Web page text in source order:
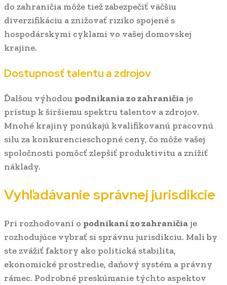
do zahraničia môže tiež zabezpečiť väčšiu
diverzifikáciu a znižovať riziko spojené s
hospodárskymi cyklami vo vašej domovskej
krajine.
Dostupnosť talentu a zdrojov
Ďalšou výhodou podnikania zo zahraničiaje
prístup k širšiemu spektru talentov a zdrojov.
Mnohé krajiny ponúkajú kvalifikovanú pracovnú
silu za konkurencieschopné ceny, čo môže vašej
spoločnosti pomôcť zlepšiť produktivitu a znížiť
náklady.
Vyhľadávanie správnej jurisdikcie
Pri rozhodovaní o podnikaní zo zahraničiaje
rozhodujúce vybrať si správnu jurisdikciu. Mali by
ste zvážiť faktory ako politická stabilita,
ekonomické prostredie, daňový systém a právny
rámec. Podrobné preskúmanie týchto aspektov